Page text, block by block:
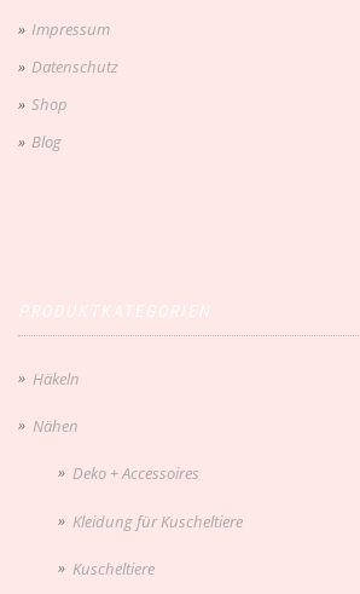
Impressum
Datenschutz
Shop
Blog
Häkeln
Nähen
Deko + Accessoires
Kleidung für Kuscheltiere
Kuscheltiere